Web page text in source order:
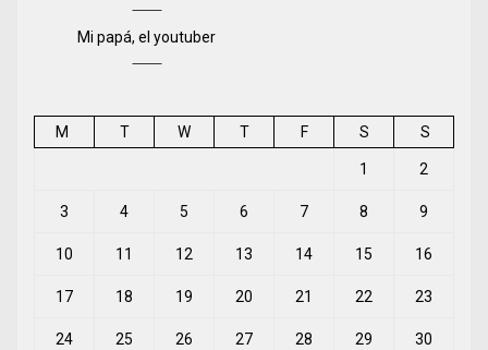
Mi papá, el youtuber
M T W T F S S
1 2
3 4 5 6 7 8 9
10 11 12 13 14 15 16
17 18 19 20 21 22 23
24 25 26 27 28 29 30